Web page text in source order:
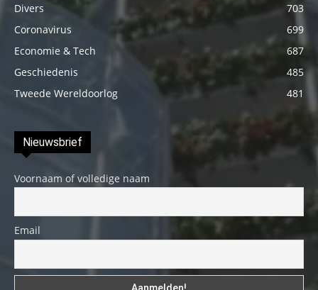
Divers
703
Coronavirus
699
Economie & Tech
687
Geschiedenis
485
Tweede Wereldoorlog
481
Nieuwsbrief
Voornaam of volledige naam
Email